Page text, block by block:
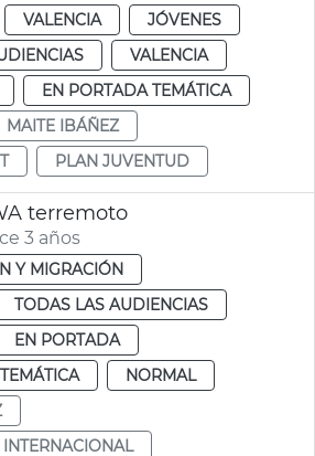
VALENCIA
JÓVENES
VALENCIA
EN PORTADA TEMÁTICA
MAITE IBÁÑEZ
PLAN JUVENTUD
terremoto
3 años
Y MIGRACIÓN
TODAS LAS AUDIENCIAS
EN PORTADA
NORMAL